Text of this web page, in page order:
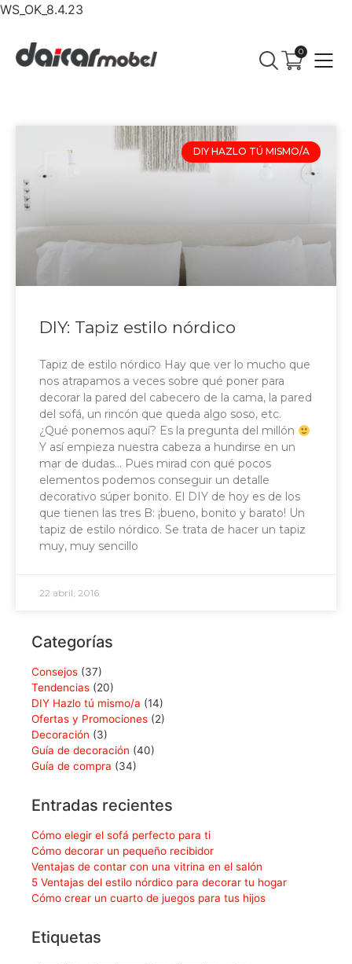
WS_OK_8.4.23
0
DIY HAZLO TÚ MISMO/A
DIY: Tapiz estilo nórdico
Tapiz de estilo nórdico Hay que ver lo mucho que
nos atrapamos a veces sobre qué poner para
decorar la pared del cabecero de la cama, la pared
del sofá, un rincón que queda algo soso, etc.
¿Qué ponemos aquí? Es la pregunta del millón
Y así empieza nuestra cabeza a hundirse en un
mar de dudas… Pues mirad con qué pocos
elementos podemos conseguir un detalle
decorativo súper bonito. El DIY de hoy es de los
que tienen las tres B: ¡bueno, bonito y barato! Un
tapiz de estilo nórdico. Se trata de hacer un tapiz
muy, muy sencillo
22 abril, 2016
Categorías
Consejos (37)
Tendencias (20)
DIY Hazlo tú mismo/a (14)
Ofertas y Promociones (2)
Decoración (3)
Guía de decoración (40)
Guía de compra (34)
Entradas recientes
Cómo elegir el sofá perfecto para ti
Cómo decorar un pequeño recibidor
Ventajas de contar con una vitrina en el salón
5 Ventajas del estilo nórdico para decorar tu hogar
Cómo crear un cuarto de juegos para tus hijos
Etiquetas